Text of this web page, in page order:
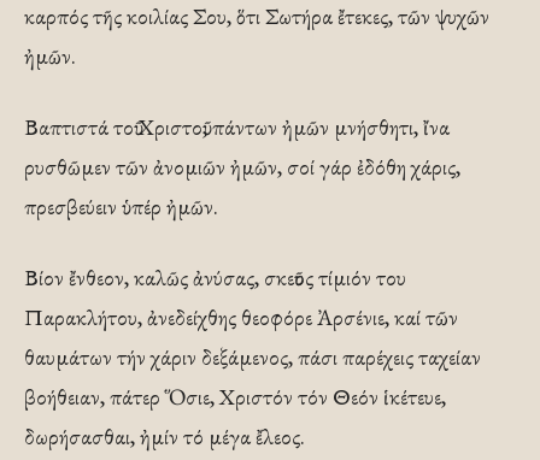
καρπός τῆς κοιλίας Σου, ὅτι Σωτήρα ἔτεκες, τῶν ψυχῶν
ἠμῶν.
Βαπτιστά τοῦ Χριστοῦ, πάντων ἠμῶν μνήσθητι, ἴνα
ρυσθῶμεν τῶν ἀνομιῶν ἠμῶν, σοί γάρ ἐδόθη χάρις,
πρεσβεύειν ὑπέρ ἠμῶν.
Βίον ἔνθεον, καλῶς ἀνύσας, σκεῦος τίμιόν του
Παρακλήτου, ἀνεδείχθης θεοφόρε Ἀρσένιε, καί τῶν
θαυμάτων τήν χάριν δεξάμενος, πάσι παρέχεις ταχείαν
βοήθειαν, πάτερ Ὅσιε, Χριστόν τόν Θεόν ἱκέτευε,
δωρήσασθαι, ἠμίν τό μέγα ἔλεος.